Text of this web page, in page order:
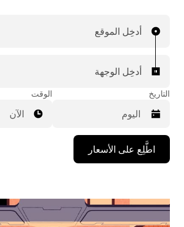
أدخِل الموقع
أدخِل الوجهة
التاريخ
اضغط
على
مفتاح
للأسفل
لاستخدام
التقويم
الوقت
الآن
اطَّلِع على الأسعار